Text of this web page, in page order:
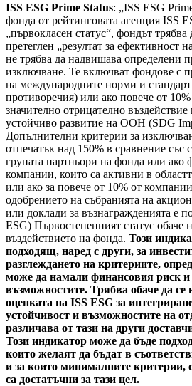
ISS ESG Prime Status: „ISS ESG
фонда от рейтинговата агенция ISS
„първокласен статус“, фондът
претеглен „резултат за ефективност
не трябва да надвишава определени
изключване. Те включват фондове с
на международните норми и
противоречия) или ако повече от
значително отрицателно въздействие
устойчиво развитие на ООН (SDG
Допълнителни критерии за
отпечатък над 150% в сравнение със
групата партньори на фонда или ако
компании, които са активни в
или ако за повече от 10% от
одобрението на събранията на
или доклади за възнагражденията е
ESG) Първостепенният статус обаче
въздействието на фонда. Този
подходящ, наред с други, за
разглеждането на критериите,
може да намали финансовия риск и
възможностите. Трябва обаче да се
оценката на ISS ESG за
устойчивост и възможностите на
различава от тази на други
Този индикатор може да бъде
които желаят да бъдат в
и за които минималните критерии,
са достатъчни за тази цел.